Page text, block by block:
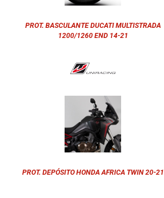
PROT. BASCULANTE DUCATI MULTISTRADA
1200/1260 END 14-21
PROT. DEPÓSITO HONDA AFRICA TWIN 20-21